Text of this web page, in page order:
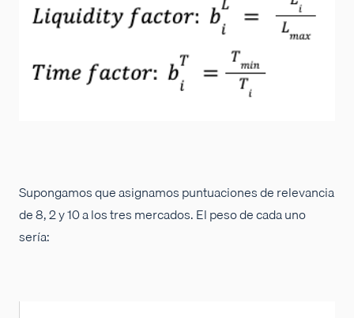
Supongamos que asignamos puntuaciones de relevancia
de 8, 2 y 10 a los tres mercados. El peso de cada uno
sería: